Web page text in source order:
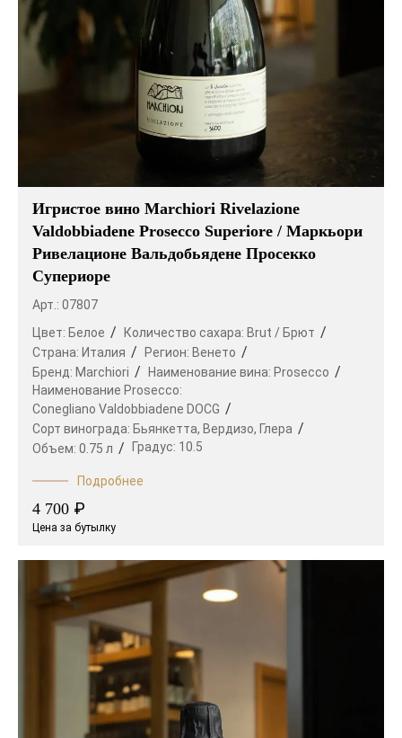
Игристое вино Marchiori Rivelazione
Valdobbiadene Prosecco Superiore / Маркьори
Ривелационе Вальдобьядене Просекко
Супериоре
Арт.: 07807
Цвет: Белое Количество сахара: Brut / Брют
Страна: Италия Регион: Венето
Бренд: Marchiori Наименование вина: Prosecco
Наименование Prosecco:
Conegliano Valdobbiadene DOCG
Сорт винограда: Бьянкетта, Вердизо, Глера
Объем: 0.75 л Градус: 10.5
Подробнее
4 700 ₽
Цена за бутылку